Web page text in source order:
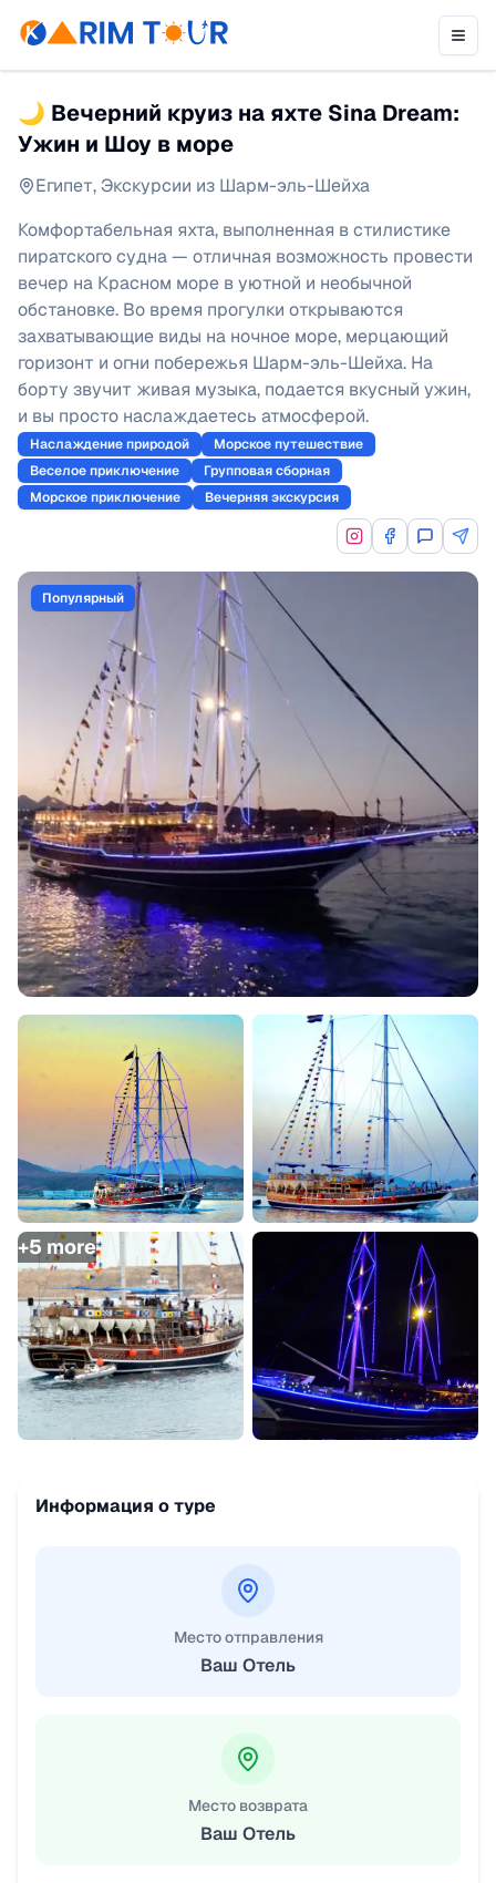
🌙 Вечерний круиз на яхте Sina Dream:
Ужин и Шоу в море
Египет,Экскурсии из Шарм-эль-Шейха
Комфортабельная яхта, выполненная в стилистике
пиратского судна — отличная возможность провести
вечер на Красном море в уютной и необычной
обстановке. Во время прогулки открываются
захватывающие виды на ночное море, мерцающий
горизонт и огни побережья Шарм-эль-Шейха. На
борту звучит живая музыка, подается вкусный ужин,
и вы просто наслаждаетесь атмосферой.
Наслаждение природой
Морское путешествие
Веселое приключение
Групповая сборная
Морское приключение
Вечерняя экскурсия
Популярный
+5 more
Информация о туре
Место отправления
Ваш Отель
Место возврата
Ваш Отель